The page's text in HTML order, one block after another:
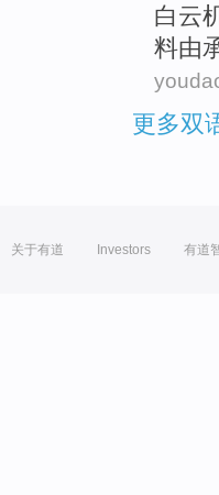
白云
料由
更多双
关于有道 Investors 有道